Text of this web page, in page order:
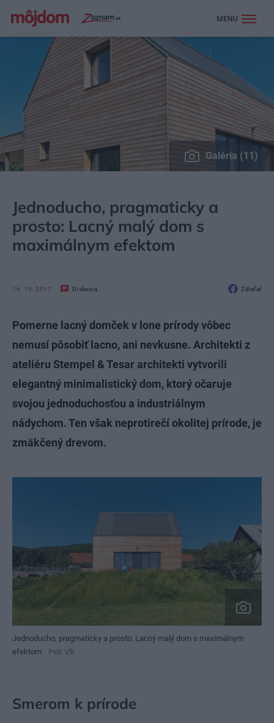
MENU
Galéria (11)
Jednoducho, pragmaticky a
prosto: Lacný malý dom s
maximálnym efektom
16. 10. 2017 Diskusia Zdieľať
Pomerne lacný domček v lone prírody vôbec
nemusí pôsobiť lacno, ani nevkusne. Architekti z
ateliéru Stempel & Tesar architekti vytvorili
elegantný minimalistický dom, ktorý očaruje
svojou jednoduchosťou a industriálnym
nádychom. Ten však neprotirečí okolitej prírode, je
zmäkčený drevom.
Jednoducho, pragmaticky a prosto: Lacný malý dom s maximálnym
efektom
Petr Vlk
Smerom k prírode